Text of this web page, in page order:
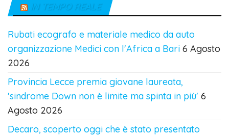
IN TEMPO REALE
Rubati ecografo e materiale medico da auto
organizzazione Medici con l'Africa a Bari 6 Agosto
2026
Provincia Lecce premia giovane laureata,
'sindrome Down non è limite ma spinta in più' 6
Agosto 2026
Decaro, scoperto oggi che è stato presentato